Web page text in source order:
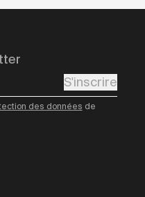
S'inscrire
des données de